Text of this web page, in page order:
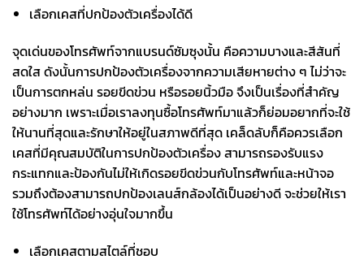
เลือกเคสที่ปกป้องตัวเครื่องได้ดี
จุดเด่นของโทรศัพท์จากแบรนด์ซัมซุงนั้น คือความบางและสีสันที่
สดใส ดังนั้นการปกป้องตัวเครื่องจากความเสียหายต่าง ๆ ไม่ว่าจะ
เป็นการตกหล่น รอยขีดข่วน หรือรอยนิ้วมือ จึงเป็นเรื่องที่สำคัญ
อย่างมาก เพราะเมื่อเราลงทุนซื้อโทรศัพท์มาแล้วก็ย่อมอยากที่จะใช้
ให้นานที่สุดและรักษาให้อยู่ในสภาพดีที่สุด เคล็ดลับก็คือควรเลือก
เคสที่มีคุณสมบัติในการปกป้องตัวเครื่อง สามารถรองรับแรง
กระแทกและป้องกันไม่ให้เกิดรอยขีดข่วนกับโทรศัพท์และหน้าจอ
รวมถึงต้องสามารถปกป้องเลนส์กล้องได้เป็นอย่างดี จะช่วยให้เรา
ใช้โทรศัพท์ได้อย่างอุ่นใจมากขึ้น
เลือกเคสตามสไตล์ที่ชอบ